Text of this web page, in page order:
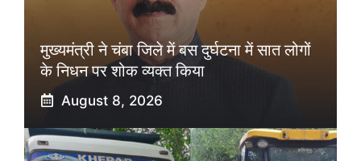
मुख्यमंत्री ने चंबा जिले में बस दुर्घटना में सात लोगों
के निधन पर शोक व्यक्त किया
August 8, 2026